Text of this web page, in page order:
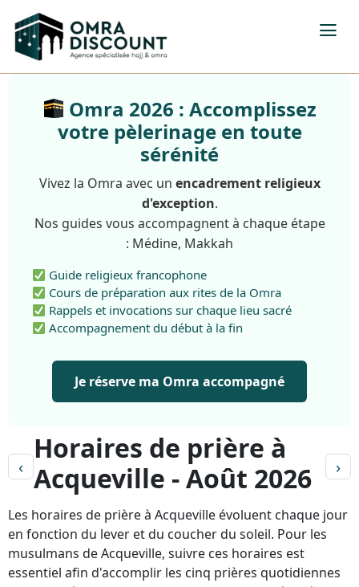
Omra 2026 : Accomplissez
votre pèlerinage en toute
sérénité
Vivez la Omra avec un encadrement religieux
d'exception.
Nos guides vous accompagnent à chaque étape
: Médine, Makkah
Guide religieux francophone
Cours de préparation aux rites de la Omra
Rappels et invocations sur chaque lieu sacré
Accompagnement du début à la fin
Je réserve ma Omra accompagné
‹
Horaires de prière à
Acqueville - Août 2026
›
Les horaires de prière à Acqueville évoluent chaque jour
en fonction du lever et du coucher du soleil. Pour les
musulmans de Acqueville, suivre ces horaires est
essentiel afin d'accomplir les cinq prières quotidiennes